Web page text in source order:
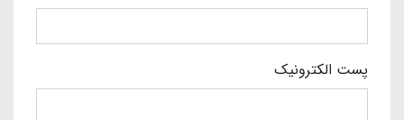
پست الکترونیک